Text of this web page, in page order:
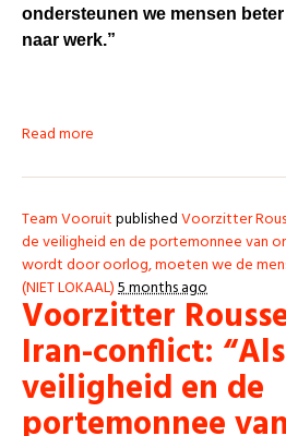
ondersteunen we mensen
naar werk.”
Read more
Team VooruitpublishedVoorzitter
de veiligheid en de portemonnee van
wordt door oorlog, moeten we de
(NIET LOKAAL)5 months ago
Voorzitter
Iran-conflict:
veiligheid en de
portemonnee